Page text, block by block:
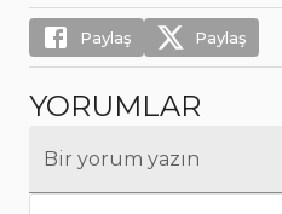
Paylaş Paylaş
YORUMLAR
Bir yorum yazın